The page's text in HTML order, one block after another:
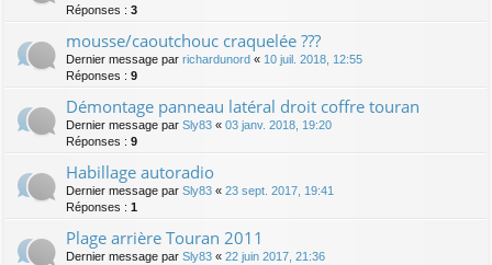
Réponses : 3
mousse/caoutchouc craquelée ???
Dernier message par richardunord « 10 juil. 2018, 12:55
Réponses : 9
Démontage panneau latéral droit coffre touran
Dernier message par Sly83 « 03 janv. 2018, 19:20
Réponses : 9
Habillage autoradio
Dernier message par Sly83 « 23 sept. 2017, 19:41
Réponses : 1
Plage arrière Touran 2011
Dernier message par Sly83 « 22 juin 2017, 21:36